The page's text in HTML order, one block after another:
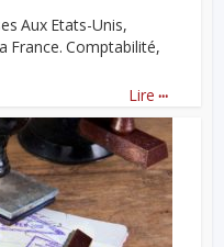
Aux Etats-Unis,
France. Comptabilité,
Lire ...